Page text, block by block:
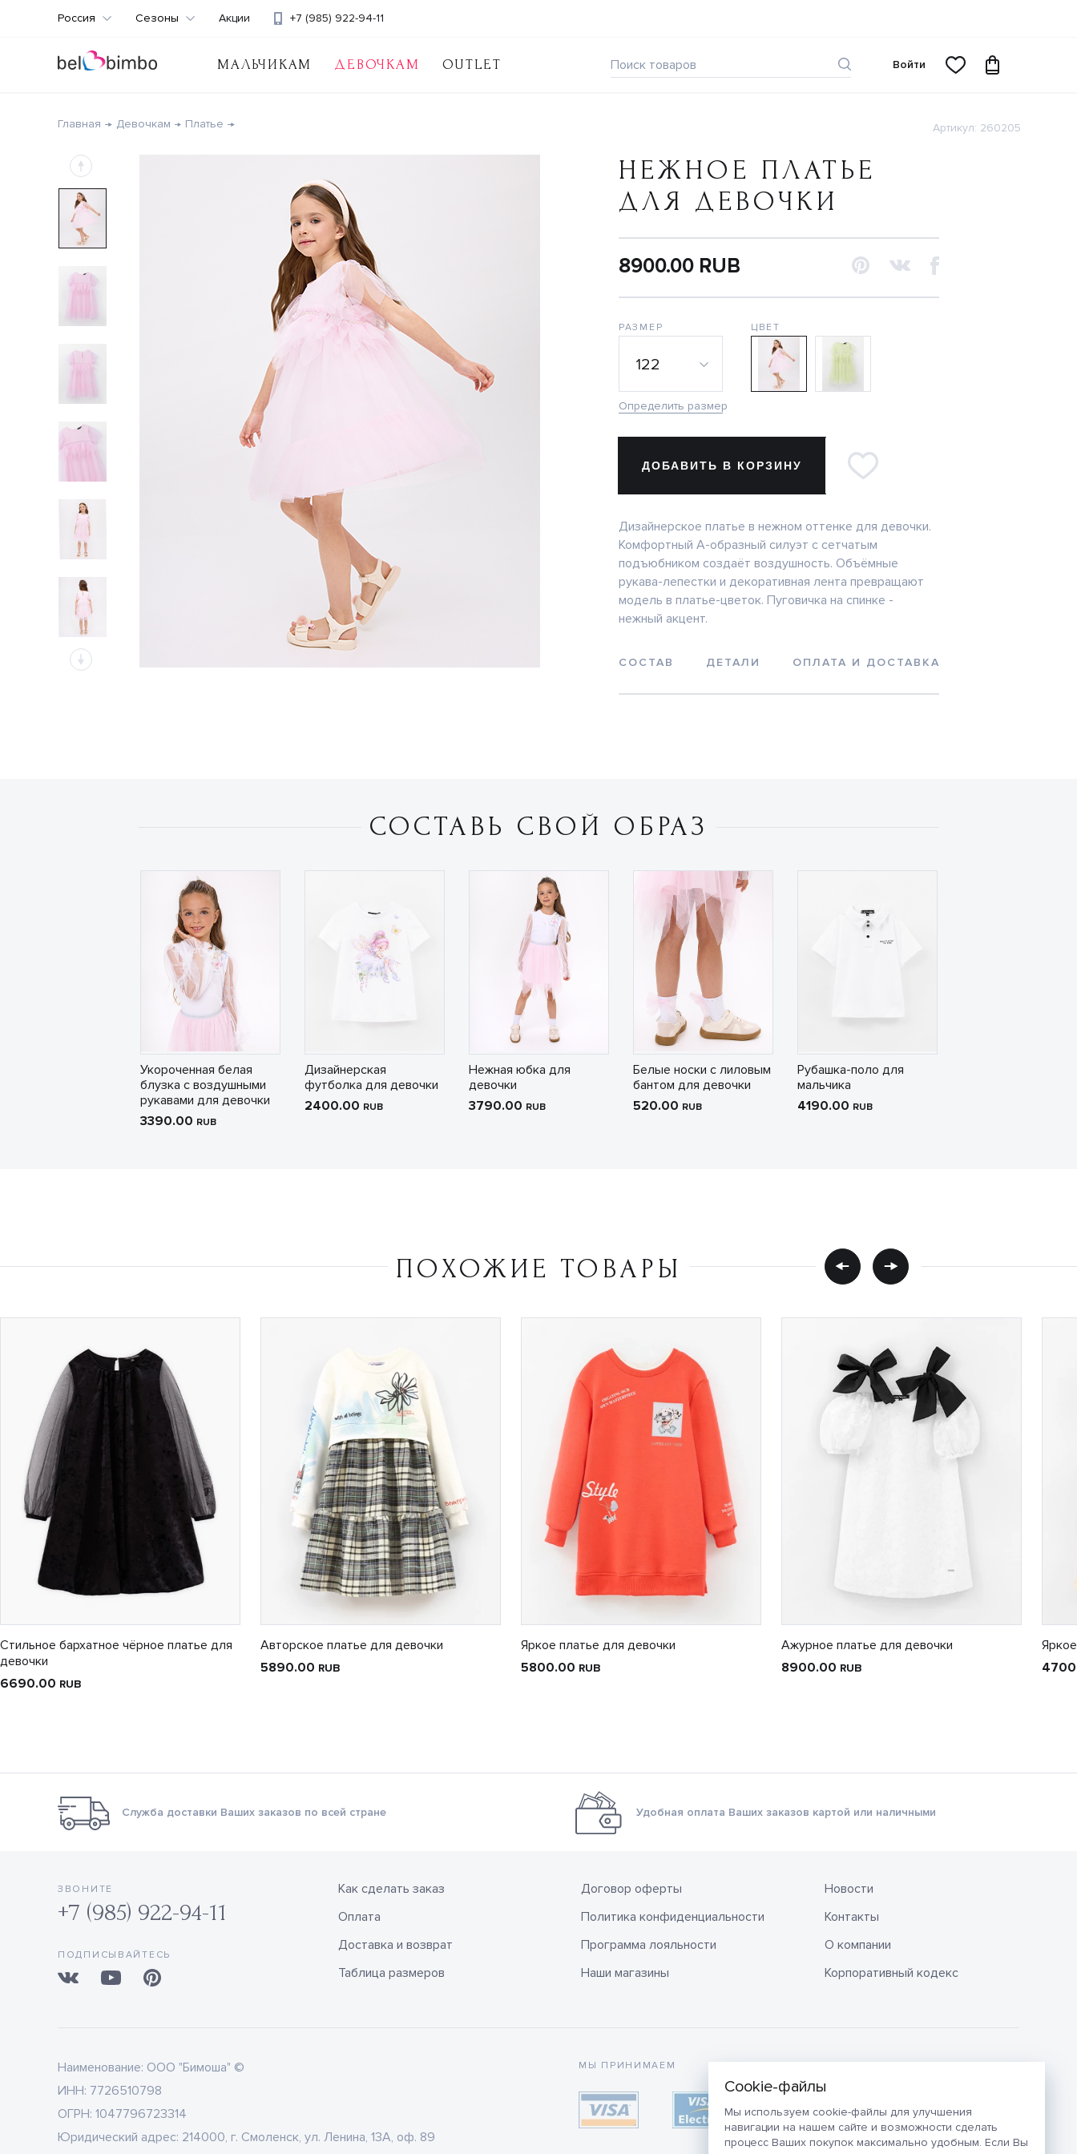
Мы используем cookie-файлы для улучшения
навигации на нашем сайте и возможности сделать
процесс Ваших покупок максимально удобным. Если Вы
МАЛЬЧИКАМ ДЕВОЧКАМ OUTLET
+7 (985) 922-94-11
Россия Сезоны Акции
Войти
Главная Девочкам Платье Артикул: 260205
НЕЖНОЕ ПЛАТЬЕ
ДЛЯ ДЕВОЧКИ
8900.00 RUB
РАЗМЕР
122
Определить размер
ЦВЕТ
ДОБАВИТЬ В КОРЗИНУ
Дизайнерское платье в нежном оттенке для девочки.
Комфортный А-образный силуэт с сетчатым
подъюбником создаёт воздушность. Объёмные
рукава-лепестки и декоративная лента превращают
модель в платье-цветок. Пуговичка на спинке -
нежный акцент.
СОСТАВ ДЕТАЛИ ОПЛАТА И ДОСТАВКА
СОСТАВЬ СВОЙ ОБРАЗ
Укороченная белая
блузка с воздушными
рукавами для девочки
3390.00 RUB
Дизайнерская
футболка для девочки
2400.00 RUB
Нежная юбка для
девочки
3790.00 RUB
Белые носки с лиловым
бантом для девочки
520.00 RUB
Рубашка-поло для
мальчика
4190.00 RUB
ПОХОЖИЕ ТОВАРЫ
Стильное бархатное чёрное платье для
девочки
6690.00 RUB
Авторское платье для девочки
5890.00 RUB
Яркое платье для девочки
5800.00 RUB
Ажурное платье для девочки
8900.00 RUB
Служба доставки Ваших заказов по всей стране Удобная оплата Ваших заказов картой или наличными
ЗВОНИТЕ
+7 (985) 922-94-11
ПОДПИСЫВАЙТЕСЬ
Как сделать заказ
Оплата
Доставка и возврат
Таблица размеров
Договор оферты
Политика конфиденциальности
Программа лояльности
Наши магазины
Новости
Контакты
О компании
Корпоративный кодекс
Наименование: ООО "Бимоша" ©
ИНН: 7726510798
ОГРН: 1047796723314
Юридический адрес: 214000, г. Смоленск, ул. Ленина, 13А, оф. 89
МЫ ПРИНИМАЕМ